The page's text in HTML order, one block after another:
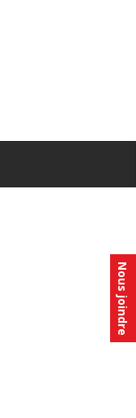
Nous joindre